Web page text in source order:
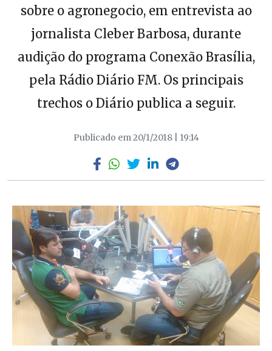
sobre o agronegocio, em entrevista ao
jornalista Cleber Barbosa, durante
audição do programa Conexão Brasília,
pela Rádio Diário FM. Os principais
trechos o Diário publica a seguir.
Publicado em 20/1/2018 | 19:14